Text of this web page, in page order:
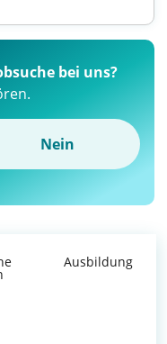
bei uns?
Nein
Ausbildung